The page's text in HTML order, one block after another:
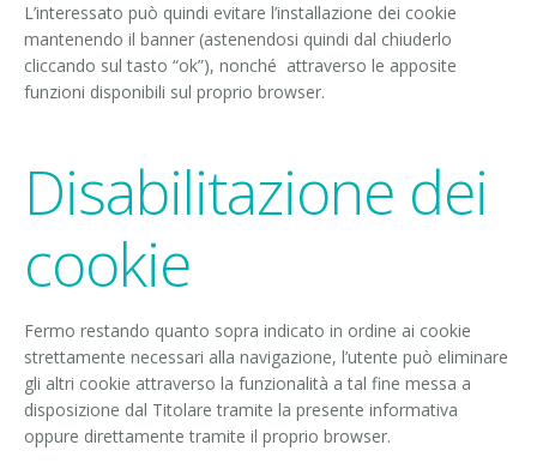
L’interessato può quindi evitare l’installazione dei cookie
mantenendo il banner (astenendosi quindi dal chiuderlo
cliccando sul tasto “ok”), nonché attraverso le apposite
funzioni disponibili sul proprio browser.
Disabilitazione dei
cookie
Fermo restando quanto sopra indicato in ordine ai cookie
strettamente necessari alla navigazione, l’utente può eliminare
gli altri cookie attraverso la funzionalità a tal fine messa a
disposizione dal Titolare tramite la presente informativa
oppure direttamente tramite il proprio browser.